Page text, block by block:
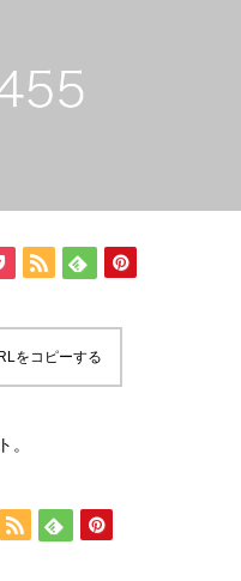
をコピーする
。